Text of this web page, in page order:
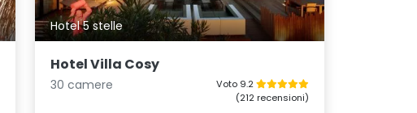
Hotel 5 stelle
Hotel Villa Cosy
30 camere
Voto 9.2
(212 recensioni)